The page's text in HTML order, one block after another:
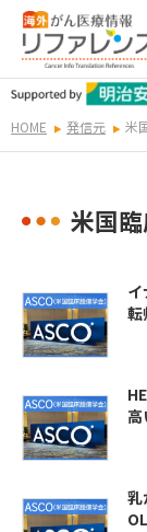
HOME 発信元 米
米国臨
転
乳